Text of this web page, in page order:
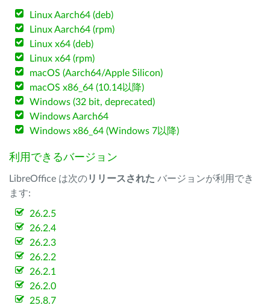
Linux Aarch64 (deb)
Linux Aarch64 (rpm)
Linux x64 (deb)
Linux x64 (rpm)
macOS (Aarch64/Apple Silicon)
macOS x86_64 (10.14以降)
Windows (32 bit, deprecated)
Windows Aarch64
Windows x86_64 (Windows 7以降)
利用できるバージョン
LibreOffice は次のリリースされた バージョンが利用でき
ます:
26.2.5
26.2.4
26.2.3
26.2.2
26.2.1
26.2.0
25.8.7